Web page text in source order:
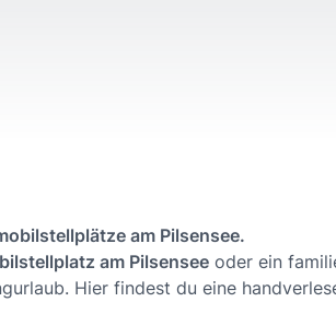
am Pilsensee.
am Pilsensee oder ein
Hier findest du eine